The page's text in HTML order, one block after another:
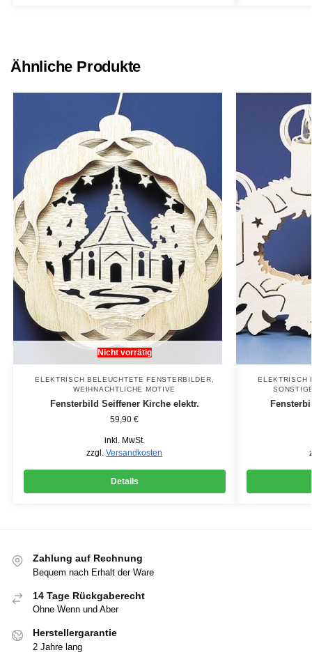
Ähnliche Produkte
Nicht vorrätig
ELEKTRISCH BELEUCHTETE FENSTERBILDER,
WEIHNACHTLICHE MOTIVE
Fensterbild Seiffener Kirche elektr.
59,90€
inkl. MwSt.
zzgl.Versandkosten
Details
ELEKTRISCH
Zahlung auf Rechnung
Bequem nach Erhalt der Ware
14 Tage Rückgaberecht
Ohne Wenn und Aber
Herstellergarantie
2 Jahre lang